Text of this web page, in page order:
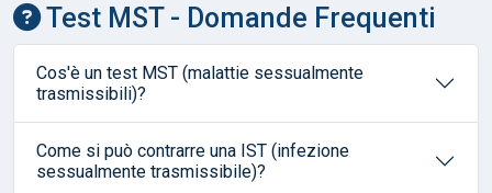
Test MST - Domande Frequenti
Cos'è un test MST (malattie sessualmente
trasmissibili)?
Come si può contrarre una IST (infezione
sessualmente trasmissibile)?